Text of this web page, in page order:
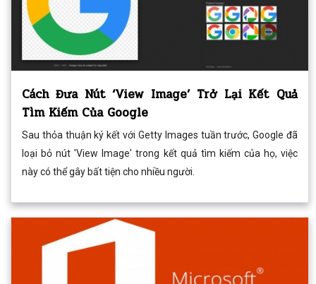
Cách Đưa Nút ‘View Image’ Trở Lại Kết Quả
Tìm Kiếm Của Google
Sau thỏa thuận ký kết với Getty Images tuần trước, Google đã
loại bỏ nút 'View Image' trong kết quả tìm kiếm của họ, việc
này có thể gây bất tiện cho nhiều người.